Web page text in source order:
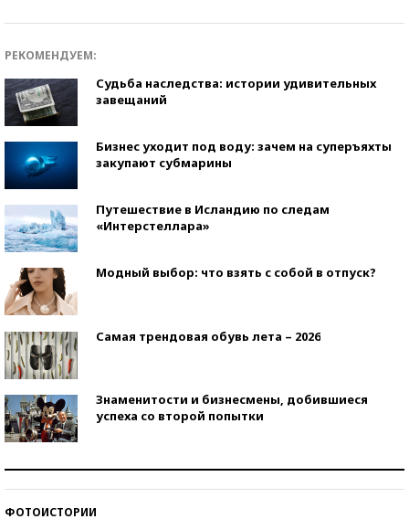
РЕКОМЕНДУЕМ:
Судьба наследства: истории удивительных
завещаний
Бизнес уходит под воду: зачем на суперъяхты
закупают субмарины
Путешествие в Исландию по следам
«Интерстеллара»
Модный выбор: что взять с собой в отпуск?
Самая трендовая обувь лета – 2026
Знаменитости и бизнесмены, добившиеся
успеха со второй попытки
ФОТОИСТОРИИ